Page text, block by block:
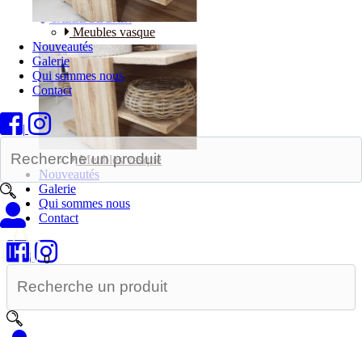
Meubles vasque
Nouveautés
Galerie
Qui sommes nous
Contact
|
0
SALLE DE BAIN
Meubles vasque
Nouveautés
Galerie
Qui sommes nous
Contact
|